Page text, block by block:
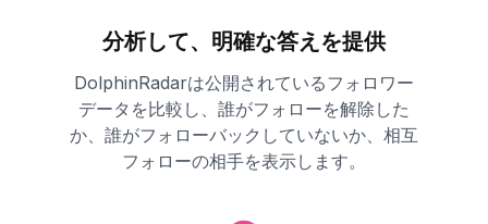
分析して、明確な答えを提供
DolphinRadarは公開されているフォロワー
データを比較し、誰がフォローを解除した
か、誰がフォローバックしていないか、相互
フォローの相手を表示します。